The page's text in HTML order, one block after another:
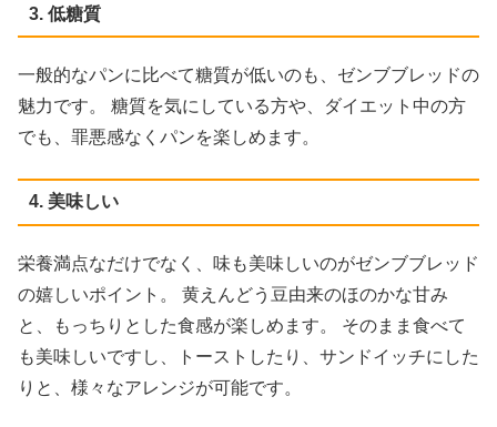
3. 低糖質
一般的なパンに比べて糖質が低いのも、ゼンブブレッドの
魅力です。 糖質を気にしている方や、ダイエット中の方
でも、罪悪感なくパンを楽しめます。
4. 美味しい
栄養満点なだけでなく、味も美味しいのがゼンブブレッド
の嬉しいポイント。 黄えんどう豆由来のほのかな甘み
と、もっちりとした食感が楽しめます。 そのまま食べて
も美味しいですし、トーストしたり、サンドイッチにした
りと、様々なアレンジが可能です。